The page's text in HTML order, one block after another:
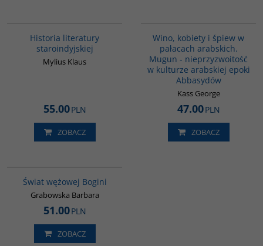
Historia literatury
staroindyjskiej
Mylius Klaus
55.00PLN
ZOBACZ
Wino, kobiety i śpiew w
pałacach arabskich.
Mugun - nieprzyzwoitość
w kulturze arabskiej epoki
Abbasydów
Kass George
47.00PLN
ZOBACZ
Świat wężowej Bogini
Grabowska Barbara
51.00PLN
ZOBACZ